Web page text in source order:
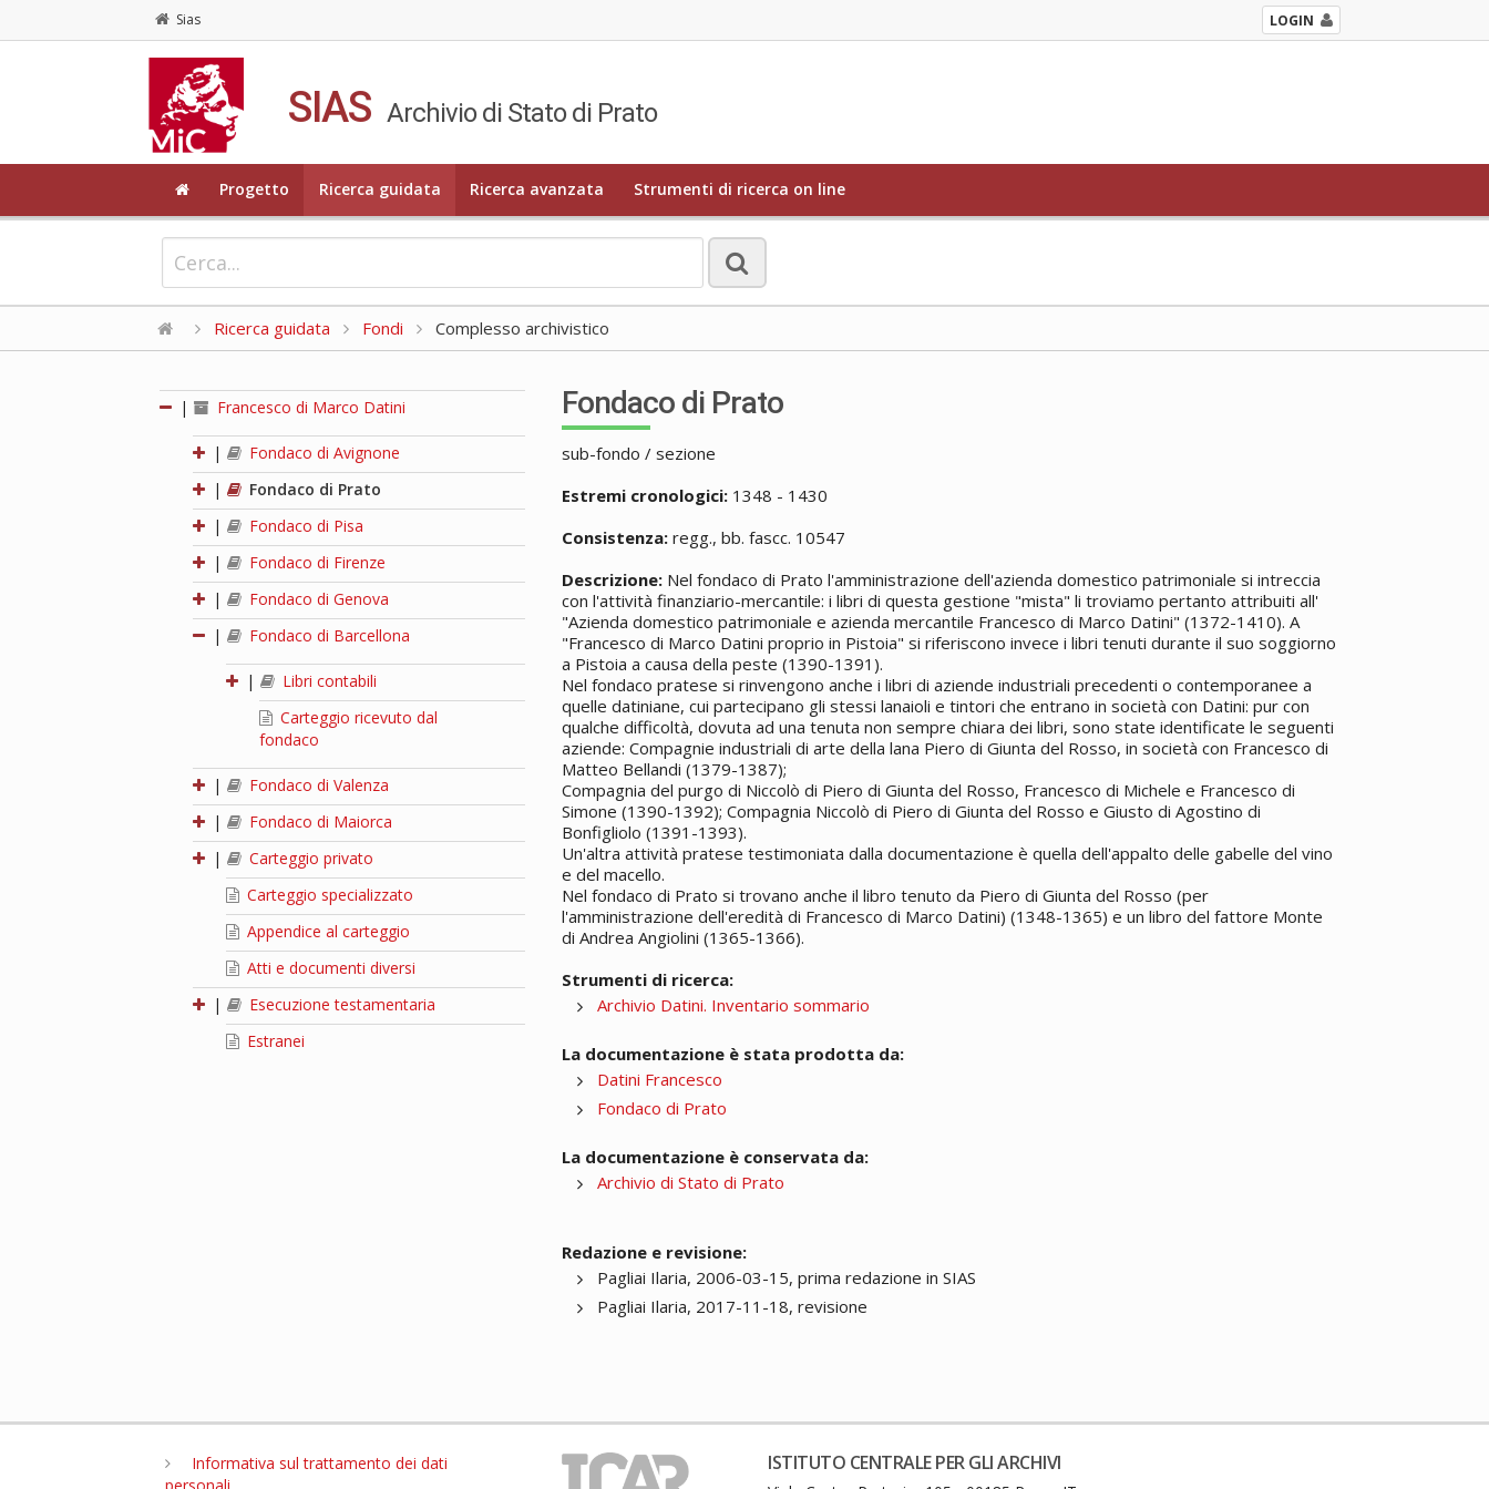
Sias LOGIN
SIAS Archivio di Stato di Prato
Progetto Ricerca guidata Ricerca avanzata Strumenti di ricerca on line
Ricerca guidata Fondi Complesso archivistico
| Francesco di Marco Datini
|
Fondaco di Avignone
|
Fondaco di Prato
|
Fondaco di Pisa
|
Fondaco di Firenze
|
Fondaco di Genova
|
Fondaco di Barcellona
|
Libri contabili
Carteggio ricevuto dal
fondaco
|
Fondaco di Valenza
|
Fondaco di Maiorca
|
Carteggio privato
Carteggio specializzato
Appendice al carteggio
Atti e documenti diversi
|
Esecuzione testamentaria
Estranei
Fondaco di Prato
sub-fondo / sezione
Estremi cronologici: 1348 - 1430
Consistenza: regg., bb. fascc. 10547
Descrizione: Nel fondaco di Prato l'amministrazione dell'azienda domestico patrimoniale si intreccia
con l'attività finanziario-mercantile: i libri di questa gestione "mista" li troviamo pertanto attribuiti all'
"Azienda domestico patrimoniale e azienda mercantile Francesco di Marco Datini" (1372-1410). A
"Francesco di Marco Datini proprio in Pistoia" si riferiscono invece i libri tenuti durante il suo soggiorno
a Pistoia a causa della peste (1390-1391).
Nel fondaco pratese si rinvengono anche i libri di aziende industriali precedenti o contemporanee a
quelle datiniane, cui partecipano gli stessi lanaioli e tintori che entrano in società con Datini: pur con
qualche difficoltà, dovuta ad una tenuta non sempre chiara dei libri, sono state identificate le seguenti
aziende: Compagnie industriali di arte della lana Piero di Giunta del Rosso, in società con Francesco di
Matteo Bellandi (1379-1387);
Compagnia del purgo di Niccolò di Piero di Giunta del Rosso, Francesco di Michele e Francesco di
Simone (1390-1392); Compagnia Niccolò di Piero di Giunta del Rosso e Giusto di Agostino di
Bonfigliolo (1391-1393).
Un'altra attività pratese testimoniata dalla documentazione è quella dell'appalto delle gabelle del vino
e del macello.
Nel fondaco di Prato si trovano anche il libro tenuto da Piero di Giunta del Rosso (per
l'amministrazione dell'eredità di Francesco di Marco Datini) (1348-1365) e un libro del fattore Monte
di Andrea Angiolini (1365-1366).
Strumenti di ricerca:
Archivio Datini. Inventario sommario
La documentazione è stata prodotta da:
Datini Francesco
Fondaco di Prato
La documentazione è conservata da:
Archivio di Stato di Prato
Redazione e revisione:
Pagliai Ilaria, 2006-03-15, prima redazione in SIAS
Pagliai Ilaria, 2017-11-18, revisione
Informativa sul trattamento dei dati
ISTITUTO CENTRALE PER GLI ARCHIVI